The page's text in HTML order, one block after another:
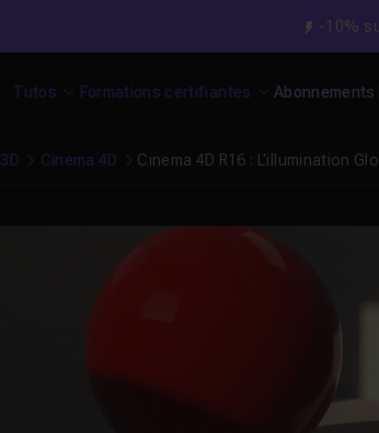
-10%
Tutos Formations certifiantes Abonnements
3D Cinema 4D Cinema 4D R16 : L'illumination